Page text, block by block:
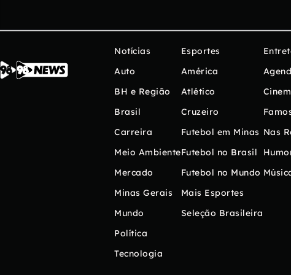
Notícias
Auto
BH e Região
Brasil
Carreira
Meio Ambiente
Mercado
Minas Gerais
Mundo
Política
Tecnologia
Esportes
América
Atlético
Cruzeiro
Futebol em Minas
Futebol no Brasil
Futebol no Mundo
Mais Esportes
Seleção Brasileira
Nas